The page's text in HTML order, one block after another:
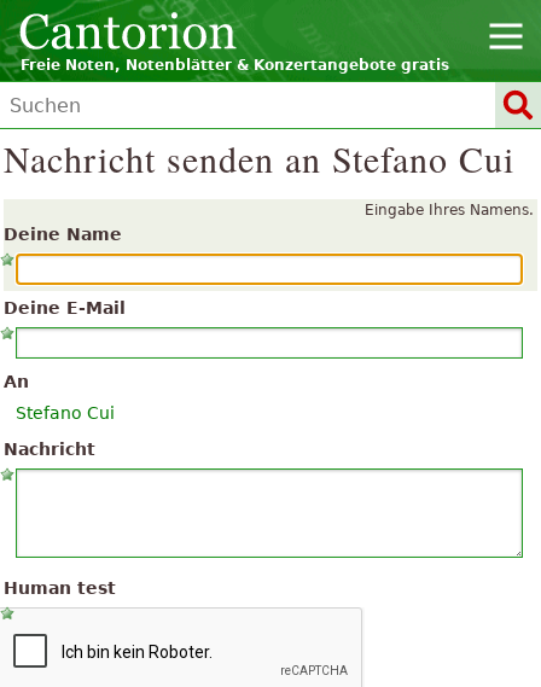
Freie Noten, Notenblätter & Konzertangebote gratis
Nachricht senden an Stefano Cui
Eingabe Ihres Namens.
Deine Name
Deine E-Mail
An
Stefano Cui
Nachricht
Human test